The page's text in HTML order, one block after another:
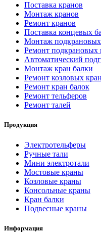
Поставка кранов
Монтаж кранов
Ремонт кранов
Поставка концевых
Монтаж подкрановых
Ремонт подкрановых
Автоматический
Монтаж кран балки
Ремонт козловых
Ремонт кран балок
Ремонт тельферов
Ремонт талей
Продукция
Электротельферы
Ручные тали
Мини электротали
Мостовые краны
Козловые краны
Консольные краны
Кран балки
Подвесные краны
Информация